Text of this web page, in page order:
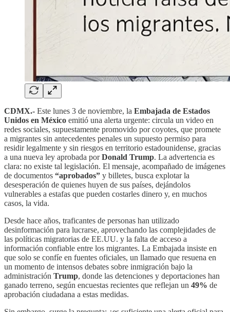
CDMX.- Este lunes 3 de noviembre, la Embajada de Estados
Unidos en México emitió una alerta urgente: circula un video en
redes sociales, supuestamente promovido por coyotes, que promete
a migrantes sin antecedentes penales un supuesto permiso para
residir legalmente y sin riesgos en territorio estadounidense, gracias
a una nueva ley aprobada porDonald Trump. La advertencia es
clara: no existe tal legislación. El mensaje, acompañado de imágenes
de documentos “aprobados” y billetes, busca explotar la
desesperación de quienes huyen de sus países, dejándolos
vulnerables a estafas que pueden costarles dinero y, en muchos
casos, la vida.
Desde hace años, traficantes de personas han utilizado
desinformación para lucrarse, aprovechando las complejidades de
las políticas migratorias de EE.UU. y la falta de acceso a
información confiable entre los migrantes. La Embajada insiste en
que solo se confíe en fuentes oficiales, un llamado que resuena en
un momento de intensos debates sobre inmigración bajo la
administración Trump, donde las detenciones y deportaciones han
ganado terreno, según encuestas recientes que reflejan un 49% de
aprobación ciudadana a estas medidas.